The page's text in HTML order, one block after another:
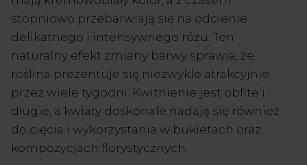
stopniowo przebarwiają się na odcienie
delikatnego i intensywnego różu. Ten
naturalny efekt zmiany barwy sprawia, że
roślina prezentuje się niezwykle atrakcyjnie
przez wiele tygodni. Kwitnienie jest obfite i
długie, a kwiaty doskonale nadają się również
do cięcia i wykorzystania w bukietach oraz
kompozycjach florystycznych.